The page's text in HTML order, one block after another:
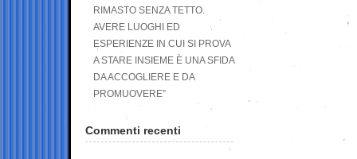
RIMASTO SENZA TETTO.
AVERE LUOGHI ED
ESPERIENZE IN CUI SI PROVA
A STARE INSIEME È UNA SFIDA
DA ACCOGLIERE E DA
PROMUOVERE”
Commenti recenti